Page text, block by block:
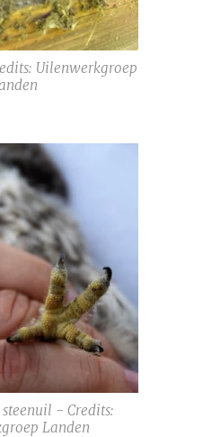
Uilenwerkgroep
- Credits:
Landen